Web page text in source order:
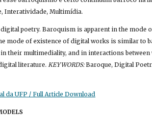
Interatividade, Multimídia.
poetry. Baroquism is apparent in the mode
mode of existence of digital works is similar to
their multimediality, and in interactions between
literature. KEYWORDS: Baroque, Digital
da UFP / Full Article Download